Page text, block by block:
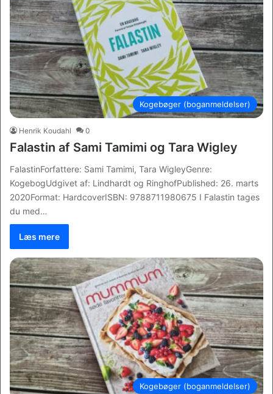
Kogebøger (boganmeldelser)
Henrik Koudahl 0
Falastin af Sami Tamimi og Tara Wigley
FalastinForfattere: Sami Tamimi, Tara WigleyGenre:
KogebogUdgivet af: Lindhardt og RinghofPublished: 26. marts
2020Format: HardcoverISBN: 9788711980675 I Falastin tages
du med…
Læs mere
Kogebøger (boganmeldelser)